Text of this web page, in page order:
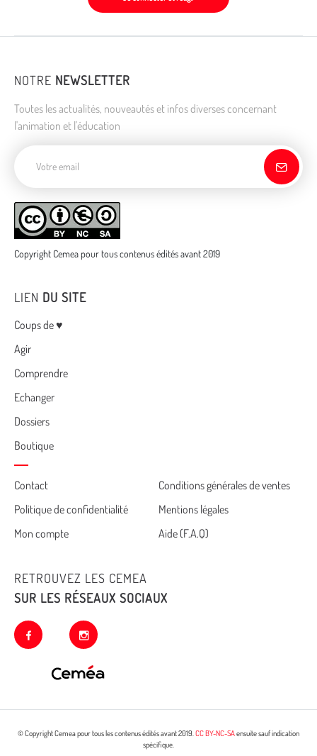
NOTRE NEWSLETTER
Toutes les actualités, nouveautés et infos diverses concernant
l'animation et l'éducation
Copyright Cemea pour tous contenus édités avant 2019
LIEN DU SITE
Menu
Coups de ♥
Agir
Comprendre
Echanger
Dossiers
Boutique
Cemea
footer
Contact
Conditions générales de ventes
Politique de confidentialité
Mentions légales
Mon compte
Aide (F.A.Q)
RETROUVEZ LES CEMEA
SUR LES RÉSEAUX SOCIAUX
facebook instagram
© Copyright Cemea pour tous les contenus édités avant 2019.CC BY-NC-SAensuite sauf indication
spécifique.